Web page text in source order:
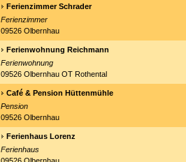
Ferienzimmer Schrader
Ferienzimmer
09526 Olbernhau
Ferienwohnung Reichmann
Ferienwohnung
09526 Olbernhau OT Rothental
Café & Pension Hüttenmühle
Pension
09526 Olbernhau
Ferienhaus Lorenz
Ferienhaus